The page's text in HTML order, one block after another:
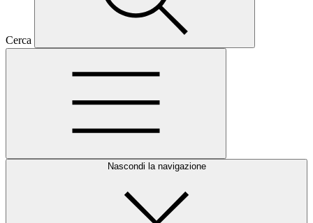
Cerca
Nascondi la navigazione